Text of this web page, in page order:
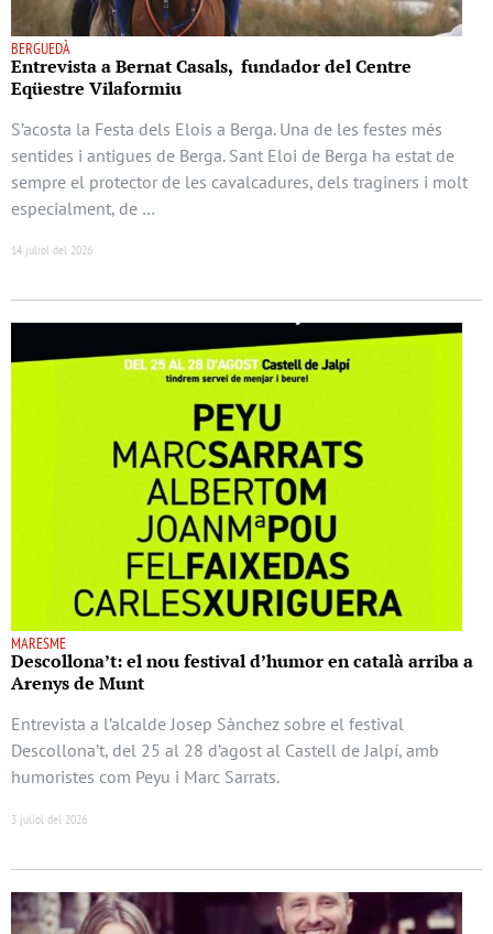
BERGUEDÀ
Entrevista a Bernat Casals, fundador del Centre
Eqüestre Vilaformiu
S’acosta la Festa dels Elois a Berga. Una de les festes més
sentides i antigues de Berga. Sant Eloi de Berga ha estat de
sempre el protector de les cavalcadures, dels traginers i molt
especialment, de …
14 juliol del 2026
MARESME
Descollona’t: el nou festival d’humor en català arriba a
Arenys de Munt
Entrevista a l’alcalde Josep Sànchez sobre el festival
Descollona’t, del 25 al 28 d’agost al Castell de Jalpí, amb
humoristes com Peyu i Marc Sarrats.
3 juliol del 2026